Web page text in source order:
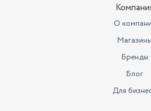
О
Магазины
Бренды
Блог
Для